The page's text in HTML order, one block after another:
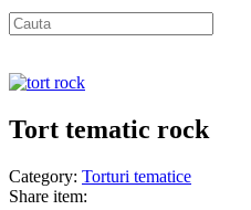
Tort tematic rock
Category: Torturi tematice
Share item: